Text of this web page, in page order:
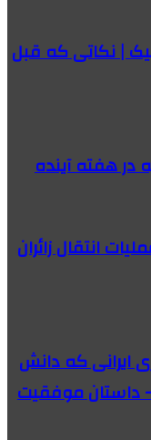
| نکاتی که قبل
در هفته آینده
عملیات انتقال زائران
ایرانی که دانش
داستان موفقیت